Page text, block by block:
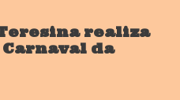
realiza
da